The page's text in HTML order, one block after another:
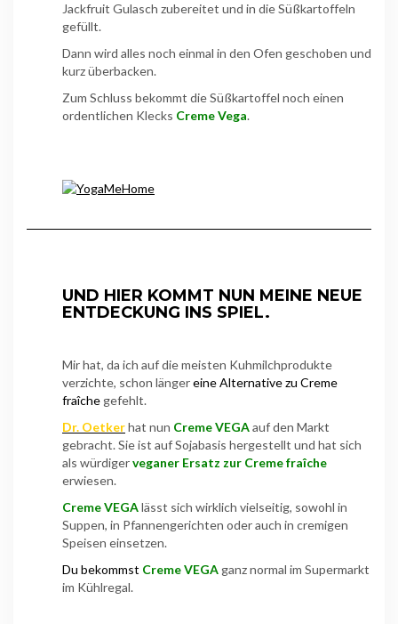
Jackfruit Gulasch zubereitet und in die Süßkartoffeln
gefüllt.
Dann wird alles noch einmal in den Ofen geschoben und
kurz überbacken.
Zum Schluss bekommt die Süßkartoffel noch einen
ordentlichen Klecks Creme Vega.
UND HIER KOMMT NUN MEINE NEUE
ENTDECKUNG INS SPIEL.
Mir hat, da ich auf die meisten Kuhmilchprodukte
verzichte, schon längereine Alternative zu Creme
fraîche gefehlt.
Dr. Oetkerhat nun Creme VEGAauf den Markt
gebracht. Sie ist auf Sojabasis hergestellt und hat sich
als würdigerveganer Ersatz zur Creme fraîche
erwiesen.
Creme VEGAlässt sich wirklich vielseitig, sowohl in
Suppen, in Pfannengerichten oder auch in cremigen
Speisen einsetzen.
Du bekommst Creme VEGA ganz normal im Supermarkt
im Kühlregal.